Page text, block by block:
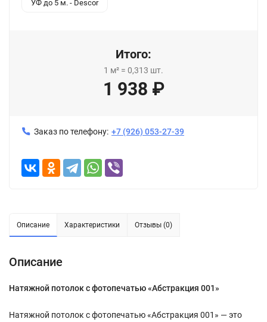
УФ до 5 м. - Descor
Итого:
1 м² = 0,313 шт.
1 938 ₽
Заказ по телефону: +7 (926) 053-27-39
Описание Характеристики Отзывы (0)
Описание
Натяжной потолок с фотопечатью «Абстракция 001»
Натяжной потолок с фотопечатью «Абстракция 001» — это